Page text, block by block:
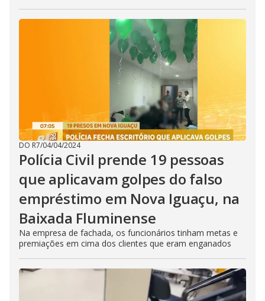
DO R7/04/04/2024
Polícia Civil prende 19 pessoas
que aplicavam golpes do falso
empréstimo em Nova Iguaçu, na
Baixada Fluminense
Na empresa de fachada, os funcionários tinham metas e
premiações em cima dos clientes que eram enganados